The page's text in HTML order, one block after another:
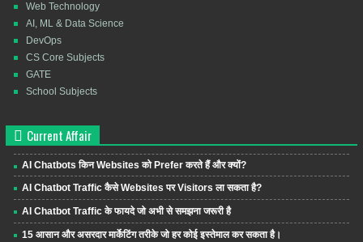
Web Technology
AI, ML & Data Science
DevOps
CS Core Subjects
GATE
School Subjects
Current Affair
AI Chatbots किन Websites को Prefer करते हैं और क्यों?
AI Chatbot Traffic कैसे Websites पर Visitors ला सकता है?
AI Chatbot Traffic के फायदे जो अभी से समझना जरूरी है
15 आसान और असरदार मार्केटिंग तरीके जो हर कोई इस्तेमाल कर सकता है।